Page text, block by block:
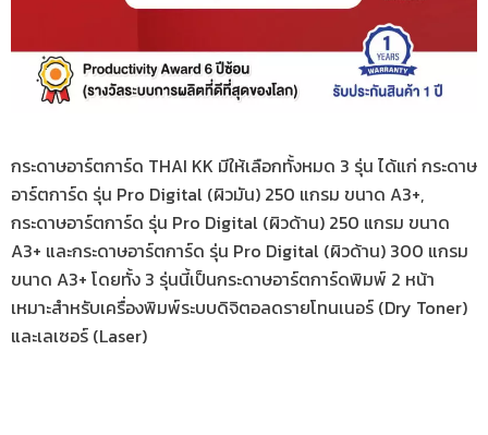
กระดาษอาร์ตการ์ด THAI KK มีให้เลือกทั้งหมด 3 รุ่น ได้แก่ กระดาษ
อาร์ตการ์ด รุ่น Pro Digital (ผิวมัน) 250 แกรม ขนาด A3+,
กระดาษอาร์ตการ์ด รุ่น Pro Digital (ผิวด้าน) 250 แกรม ขนาด
A3+ และกระดาษอาร์ตการ์ด รุ่น Pro Digital (ผิวด้าน) 300 แกรม
ขนาด A3+ โดยทั้ง 3 รุ่นนี้เป็นกระดาษอาร์ตการ์ดพิมพ์ 2 หน้า
เหมาะสำหรับเครื่องพิมพ์ระบบดิจิตอลดรายโทนเนอร์ (Dry Toner)
และเลเซอร์ (Laser)